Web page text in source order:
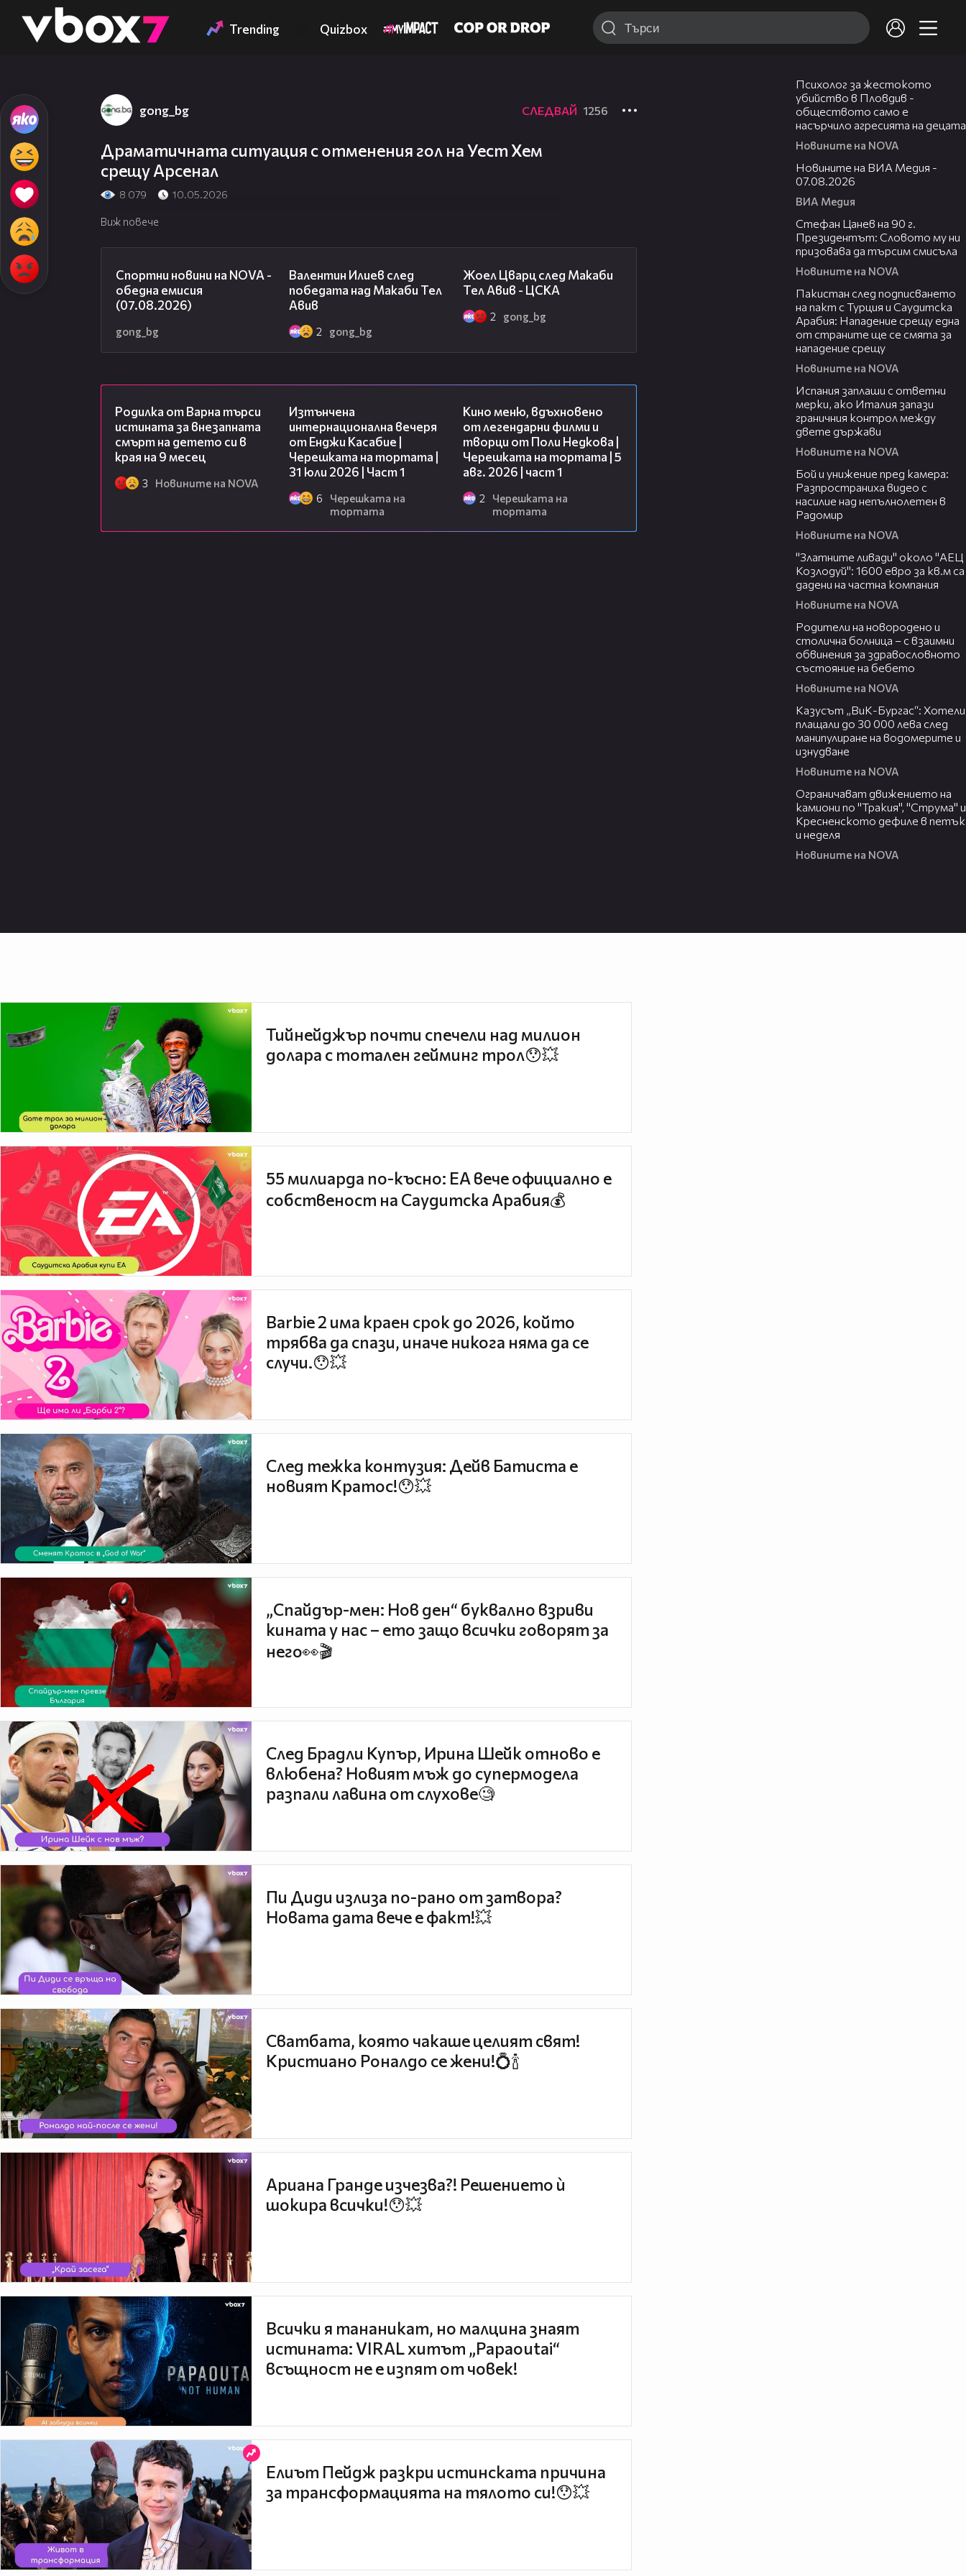
👾 Trending Quizbox
gong_bg СЛЕДВАЙ 1256
Драматичната ситуация с отменения гол на Уест Хем
срещу Арсенал
8 079 10.05.2026
Виж повече
Спортни новини на NOVA -
обедна емисия
(07.08.2026)
gong_bg
Валентин Илиев след
победата над Макаби Тел
Авив
2 gong_bg
Жоел Цварц след Макаби
Тел Авив - ЦСКА
2 gong_bg
Родилка от Варна търси
истината за внезапната
смърт на детето си в
края на 9 месец
3 Новините на NOVA
Изтънчена
интернационална вечеря
от Енджи Касабие |
Черешката на тортата |
31 юли 2026 | Част 1
6
Черешката на
тортата
Кино меню, вдъхновено
от легендарни филми и
творци от Поли Недкова |
Черешката на тортата | 5
авг. 2026 | част 1
2
Черешката на
тортата
Психолог за жестокото
убийство в Пловдив -
обществото само е
насърчило агресията на децата
Новините на NOVA
Новините на ВИА Медия -
07.08.2026
ВИА Медия
Стефан Цанев на 90 г.
Президентът: Словото му ни
призовава да търсим смисъла
Новините на NOVA
Пакистан след подписването
на пакт с Турция и Саудитска
Арабия: Нападение срещу една
от страните ще се смята за
нападение срещу
Новините на NOVA
Испания заплаши с ответни
мерки, ако Италия запази
граничния контрол между
двете държави
Новините на NOVA
Бой и унижение пред камера:
Разпространиха видео с
насилие над непълнолетен в
Радомир
Новините на NOVA
"Златните ливади" около "АЕЦ
Козлодуй": 1600 евро за кв.м са
дадени на частна компания
Новините на NOVA
Родители на новородено и
столична болница – с взаимни
обвинения за здравословното
състояние на бебето
Новините на NOVA
Казусът „ВиК-Бургас“: Хотели
плащали до 30 000 лева след
манипулиране на водомерите и
изнудване
Новините на NOVA
Ограничават движението на
камиони по "Тракия", "Струма" и
Кресненското дефиле в петък
и неделя
Новините на NOVA
Тийнейджър почти спечели над милион
долара с тотален гейминг трол😯💥
55 милиарда по-късно: EA вече официално е
собственост на Саудитска Арабия💰
Barbie 2 има краен срок до 2026, който
трябва да спази, иначе никога няма да се
случи.😯💥
След тежка контузия: Дейв Батиста е
новият Кратос!😯💥
„Спайдър-мен: Нов ден“ буквално взриви
кината у нас – ето защо всички говорят за
него👀🎬
След Брадли Купър, Ирина Шейк отново е
влюбена? Новият мъж до супермодела
разпали лавина от слухове🧐
Пи Диди излиза по-рано от затвора?
Новата дата вече е факт!💥
Сватбата, която чакаше целият свят!
Кристиано Роналдо се жени!💍🍾
Ариана Гранде изчезва?! Решението ѝ
шокира всички!😯💥
Всички я тананикат, но малцина знаят
истината: VIRAL хитът „Papaoutai“
всъщност не е изпят от човек!
Елиът Пейдж разкри истинската причина
за трансформацията на тялото си!😯💥